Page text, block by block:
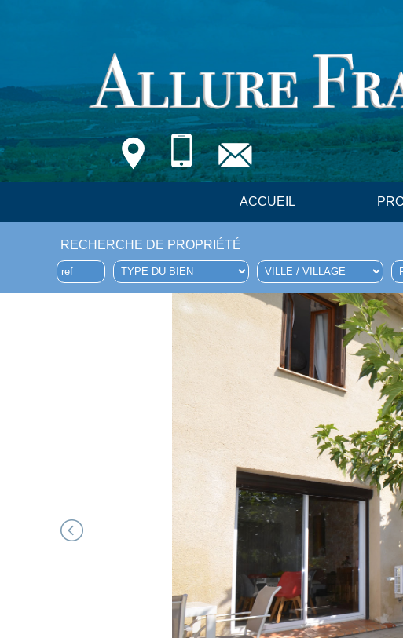
ACCUEIL
RECHERCHE DE PROPRIÉTÉ